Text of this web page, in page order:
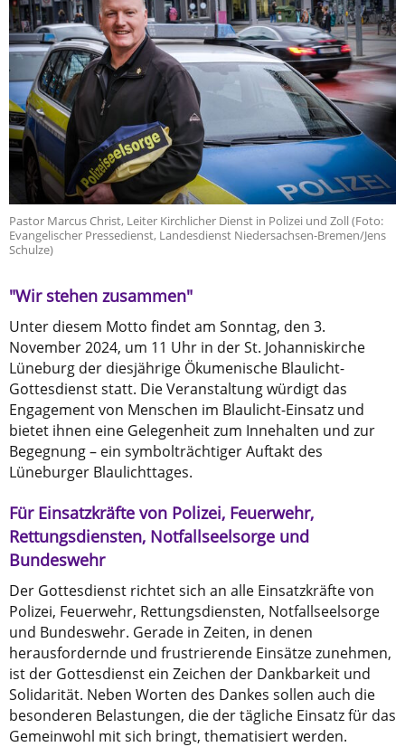
Pastor Marcus Christ, Leiter Kirchlicher Dienst in Polizei und Zoll (Foto:
Evangelischer Pressedienst, Landesdienst Niedersachsen-Bremen/Jens
Schulze)
"Wir stehen zusammen"
Unter diesem Motto findet am Sonntag, den 3.
November 2024, um 11 Uhr in der St. Johanniskirche
Lüneburg der diesjährige Ökumenische Blaulicht-
Gottesdienst statt. Die Veranstaltung würdigt das
Engagement von Menschen im Blaulicht-Einsatz und
bietet ihnen eine Gelegenheit zum Innehalten und zur
Begegnung – ein symbolträchtiger Auftakt des
Lüneburger Blaulichttages.
Für Einsatzkräfte von Polizei, Feuerwehr,
Rettungsdiensten, Notfallseelsorge und
Bundeswehr
Der Gottesdienst richtet sich an alle Einsatzkräfte von
Polizei, Feuerwehr, Rettungsdiensten, Notfallseelsorge
und Bundeswehr. Gerade in Zeiten, in denen
herausfordernde und frustrierende Einsätze zunehmen,
ist der Gottesdienst ein Zeichen der Dankbarkeit und
Solidarität. Neben Worten des Dankes sollen auch die
besonderen Belastungen, die der tägliche Einsatz für das
Gemeinwohl mit sich bringt, thematisiert werden.